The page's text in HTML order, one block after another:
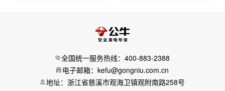
全国统一服务热线：400-883-2388
电子邮箱：kefu@gongniu.com.cn
地址：浙江省慈溪市观海卫镇观附南路258号